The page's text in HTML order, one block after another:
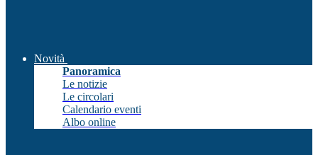
Novità
Panoramica
Le notizie
Le circolari
Calendario eventi
Albo online